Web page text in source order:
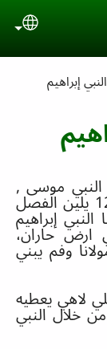
إبراهيم
النبي موسى ,
يلين الفصل
إبراهيم
ارض حاران،
وفم يبني
لاهي يعطيه
خلال النبي